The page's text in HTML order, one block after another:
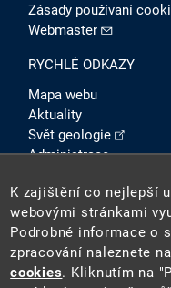
Zásady používaní
Webmaster
RYCHLÉ ODKAZY
Mapa webu
Aktuality
Svět geologie
Administrace
SOCIÁLNÍ SÍTĚ
K zajištění co nejlepší
webovými stránkami
Podrobné informace o
zpracování naleznete
cookies. Kliknutím na